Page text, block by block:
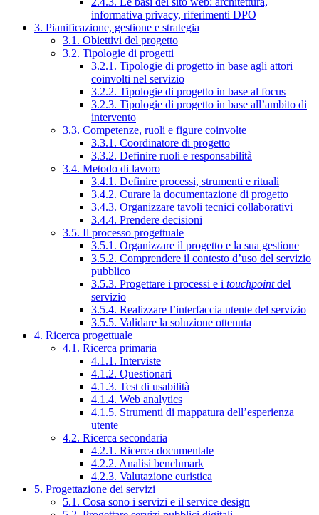
informativa privacy, riferimenti DPO
3. Pianificazione, gestione e strategia
3.1. Obiettivi del progetto
3.2. Tipologie di progetti
3.2.1. Tipologie di progetto in base agli attori
coinvolti nel servizio
3.2.2. Tipologie di progetto in base al focus
3.2.3. Tipologie di progetto in base all’ambito di
intervento
3.3. Competenze, ruoli e figure coinvolte
3.3.1. Coordinatore di progetto
3.3.2. Definire ruoli e responsabilità
3.4. Metodo di lavoro
3.4.1. Definire processi, strumenti e rituali
3.4.2. Curare la documentazione di progetto
3.4.3. Organizzare tavoli tecnici collaborativi
3.4.4. Prendere decisioni
3.5. Il processo progettuale
3.5.1. Organizzare il progetto e la sua gestione
3.5.2. Comprendere il contesto d’uso del servizio
pubblico
3.5.3. Progettare i processi e i touchpointdel
servizio
3.5.4. Realizzare l’interfaccia utente del servizio
3.5.5. Validare la soluzione ottenuta
4. Ricerca progettuale
4.1. Ricerca primaria
4.1.1. Interviste
4.1.2. Questionari
4.1.3. Test di usabilità
4.1.4. Web analytics
4.1.5. Strumenti di mappatura dell’esperienza
utente
4.2. Ricerca secondaria
4.2.1. Ricerca documentale
4.2.2. Analisi benchmark
4.2.3. Valutazione euristica
5. Progettazione dei servizi
5.1. Cosa sono i servizi e il service design